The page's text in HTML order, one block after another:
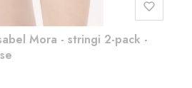
Mora - stringi 2-pack -